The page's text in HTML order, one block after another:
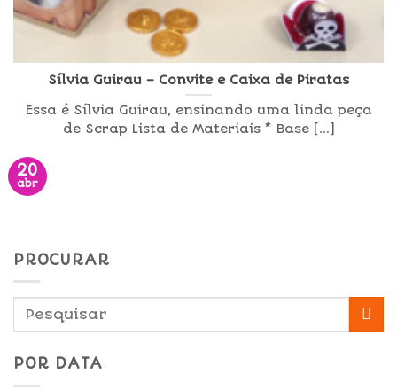
Sílvia Guirau – Convite e Caixa de Piratas
Essa é Sílvia Guirau, ensinando uma linda peça
de Scrap Lista de Materiais * Base [...]
20
abr
PROCURAR
POR DATA